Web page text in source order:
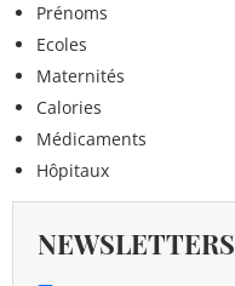
Prénoms
Ecoles
Maternités
Calories
Médicaments
Hôpitaux
NEWSLETTERS